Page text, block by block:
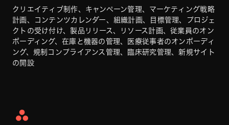
クリエイティブ制作、キャンペーン管理、マーケティング戦略
計画、コンテンツカレンダー、組織計画、目標管理、プロジェ
クトの受け付け、製品リリース、リソース計画、従業員のオン
ボーディング、在庫と機器の管理、医療従事者のオンボーディ
ング、規制コンプライアンス管理、臨床研究管理、新規サイト
の開設
Asana